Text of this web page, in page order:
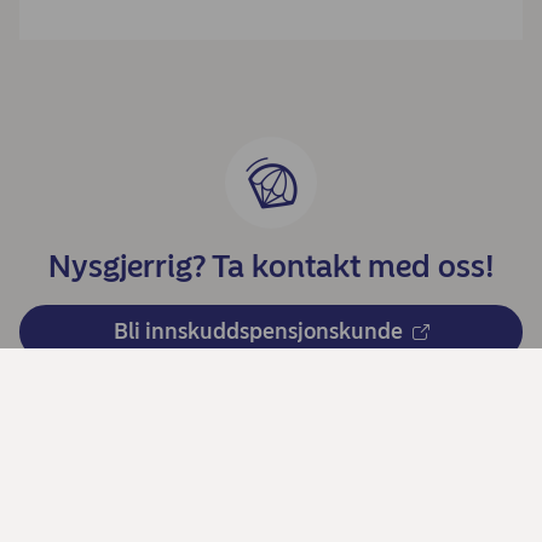
Nysgjerrig? Ta kontakt med oss!
Bli innskuddspensjonskunde